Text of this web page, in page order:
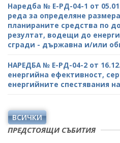
Наредба № Е-РД-04-1 от
реда за определяне
планираните средства по
резултат, водещи до
сгради - държавна и/или
НАРЕДБА № Е-РД-04-2 от
енергийна ефективност,
енергийните спестявания
ВСИЧКИ
ПРЕДСТОЯЩИ СЪБИТИЯ